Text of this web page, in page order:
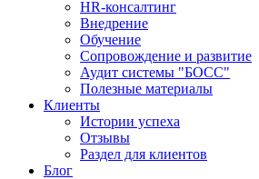
HR-консалтинг
Внедрение
Обучение
Сопровождение и развитие
Аудит системы "БОСС"
Полезные материалы
Клиенты
Истории успеха
Отзывы
Раздел для клиентов
Блог